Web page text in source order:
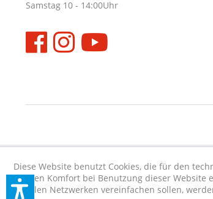
Samstag 10 - 14:00Uhr
Diese Website benutzt Cookies, die für den
die den Komfort bei Benutzung dieser
sozialen Netzwerken vereinfachen sollen,